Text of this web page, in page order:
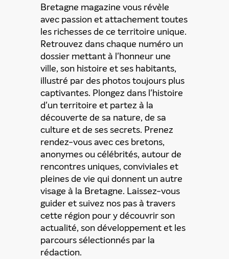
Partager cette offre
ENVOYER
Bretagne magazine vous révèle
avec passion et attachement toutes
les richesses de ce territoire unique.
Retrouvez dans chaque numéro un
dossier mettant à l'honneur une
ville, son histoire et ses habitants,
illustré par des photos toujours plus
captivantes. Plongez dans l'histoire
d'un territoire et partez à la
découverte de sa nature, de sa
culture et de ses secrets. Prenez
rendez-vous avec ces bretons,
anonymes ou célébrités, autour de
rencontres uniques, conviviales et
pleines de vie qui donnent un autre
visage à la Bretagne. Laissez-vous
guider et suivez nos pas à travers
cette région pour y découvrir son
actualité, son développement et les
parcours sélectionnés par la
rédaction.